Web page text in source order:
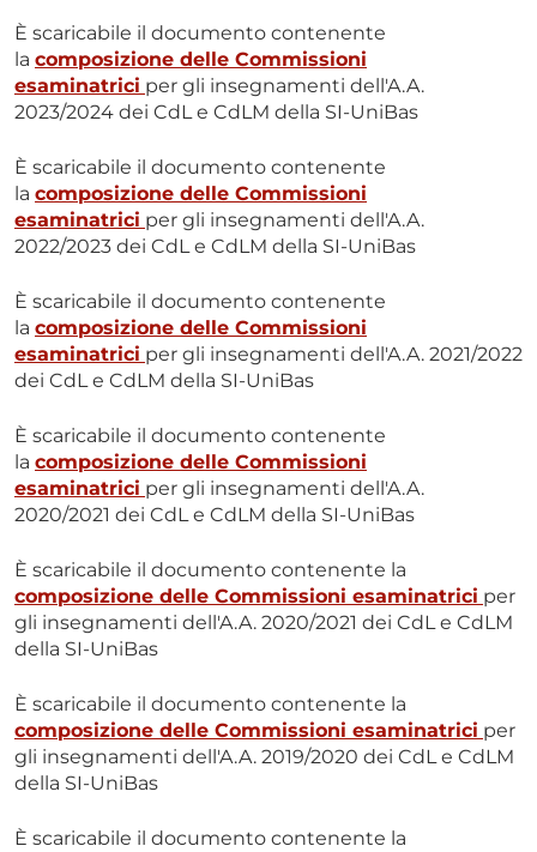
È scaricabile il documento contenente
la composizione delle Commissioni
esaminatrici per gli insegnamenti dell'A.A.
2023/2024 dei CdL e CdLM della SI-UniBas
È scaricabile il documento contenente
la composizione delle Commissioni
esaminatrici per gli insegnamenti dell'A.A.
2022/2023 dei CdL e CdLM della SI-UniBas
È scaricabile il documento contenente
la composizione delle Commissioni
esaminatrici per gli insegnamenti dell'A.A. 2021/2022
dei CdL e CdLM della SI-UniBas
È scaricabile il documento contenente
la composizione delle Commissioni
esaminatrici per gli insegnamenti dell'A.A.
2020/2021 dei CdL e CdLM della SI-UniBas
È scaricabile il documento contenente la
composizione delle Commissioni esaminatrici per
gli insegnamenti dell'A.A. 2020/2021 dei CdL e CdLM
della SI-UniBas
È scaricabile il documento contenente la
composizione delle Commissioni esaminatrici per
gli insegnamenti dell'A.A. 2019/2020 dei CdL e CdLM
della SI-UniBas
È scaricabile il documento contenente la